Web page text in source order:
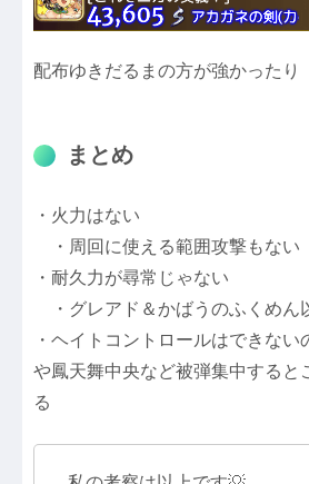
配布ゆきだるまの方が強かったり
まとめ
・火力はない
・周回に使える範囲攻撃もない
・耐久力が尋常じゃない
・グレアド＆かばうのふくめん
・ヘイトコントロールはできな
や鳳天舞中央など被弾集中すると
る